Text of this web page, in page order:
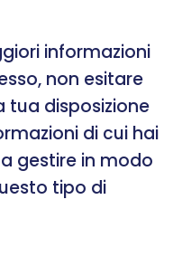
informazioni
non esitare
tua disposizione
di cui hai
gestire in modo
tipo di